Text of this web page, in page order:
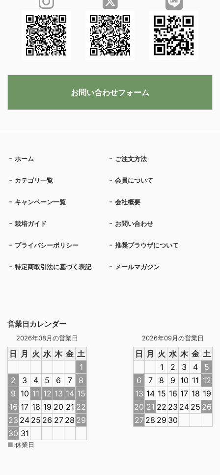
営業日カレンダー
2026年08月の営業日
日 月 火 水 木 金 土
1
2
3 4 5 6 7
8
9 10 11 12 13 14 15
16 17 18 19 20 21 22
23 24 25 26 27 28 29
30 31
2026年09月の営業日
日 月 火 水 木 金 土
1
2 3 4
5
6
7 8 9 10 11 12
13 14 15 16 17 18 19
20 21 22 23 24 25 26
27 28 29 30
■:休業日
ホーム ご注文方法
カテゴリ一覧 会員について
キャンペーン一覧 会社概要
栽培ガイド お問い合わせ
プライバシーポリシー 推奨ブラウザについて
特定商取引法に基づく表記 メールマガジン
お問い合わせフォーム